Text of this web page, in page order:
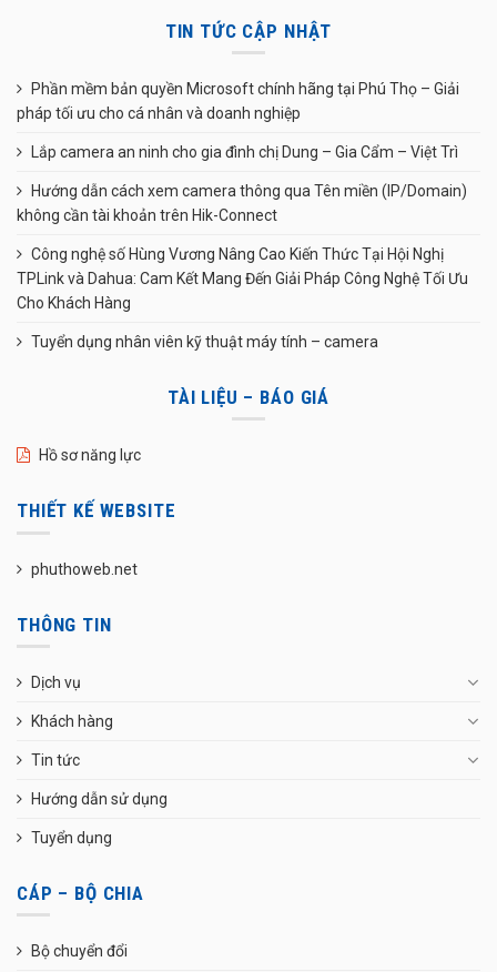
TIN TỨC CẬP NHẬT
Phần mềm bản quyền Microsoft chính hãng tại Phú Thọ – Giải
pháp tối ưu cho cá nhân và doanh nghiệp
Lắp camera an ninh cho gia đình chị Dung – Gia Cẩm – Việt Trì
Hướng dẫn cách xem camera thông qua Tên miền (IP/Domain)
không cần tài khoản trên Hik-Connect
Công nghệ số Hùng Vương Nâng Cao Kiến Thức Tại Hội Nghị
TPLink và Dahua: Cam Kết Mang Đến Giải Pháp Công Nghệ Tối Ưu
Cho Khách Hàng
Tuyển dụng nhân viên kỹ thuật máy tính – camera
TÀI LIỆU – BÁO GIÁ
Hồ sơ năng lực
THIẾT KẾ WEBSITE
phuthoweb.net
THÔNG TIN
Dịch vụ
Khách hàng
Tin tức
Hướng dẫn sử dụng
Tuyển dụng
CÁP – BỘ CHIA
Bộ chuyển đổi